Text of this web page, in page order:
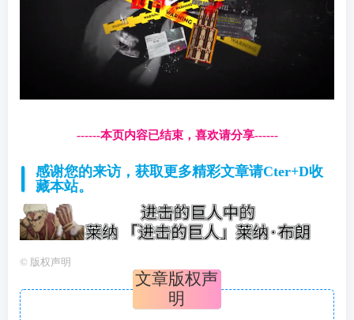
------本页内容已结束，喜欢请分享------
感谢您的来访，获取更多精彩文章请Cter+D收
藏本站。
© 版权声明
文章版权声
明